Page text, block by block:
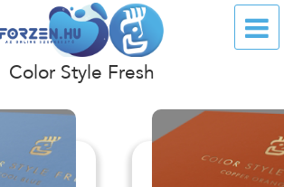
Color Style Fresh